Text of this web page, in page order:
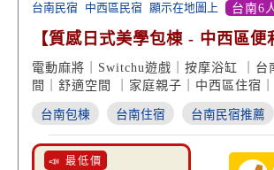
台南民宿 中西區民宿 顯示在地圖上 台南6
【質感日式美學包棟 - 中西區便
浴缸 渡假享受】
電動麻將｜Switchu遊戲｜按摩浴缸 ｜台
間｜舒適空間 ｜家庭親子｜中西區住宿
台南包棟 台南住宿 台南民宿推薦
📣 最低價